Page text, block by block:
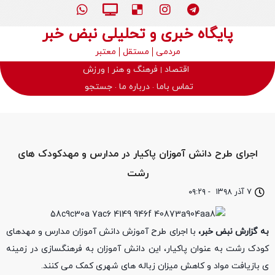
پایگاه خبری و تحلیلی نبض خبر
مردمی مستقل
معتبر
اقتصاد
فرهنگ و هنر
ورزش
تماس باما درباره ما جستجو
۷ آذر ۱۳۹۸ - ۰۹:۲۹
اجرای طرح دانش آموزان پاکیار در مدارس و مهدکودک های
رشت
به گزارش نبض خبر، با اجرای طرح آموزش دانش آموزان مدارس و مهدهای
کودک رشت به عنوان پاکیار، این دانش آموزان به فرهنگسازی در زمینه
ی بازیافت مواد و کاهش میزان زباله های شهری کمک می کنند.